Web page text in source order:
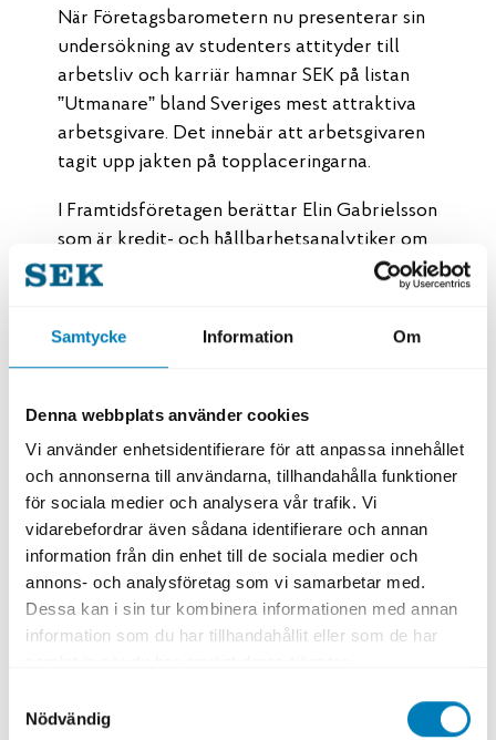
Samtycke Information Om
Denna webbplats använder cookies
Vi använder enhetsidentifierare för att anpassa innehållet
och annonserna till användarna, tillhandahålla funktioner
för sociala medier och analysera vår trafik. Vi
vidarebefordrar även sådana identifierare och annan
information från din enhet till de sociala medier och
annons- och analysföretag som vi samarbetar med.
Dessa kan i sin tur kombinera informationen med annan
information som du har tillhandahållit eller som de har
Nödvändig
När Företagsbarometern nu presenterar sin
undersökning av studenters attityder till
arbetsliv och karriär hamnar SEK på listan
”Utmanare” bland Sveriges mest attraktiva
arbetsgivare. Det innebär att arbetsgivaren
tagit upp jakten på topplaceringarna.
I Framtidsföretagen berättar Elin Gabrielsson
som är kredit- och hållbarhetsanalytiker om
vad som gör henne stolt över att arbeta på
Berätta om din roll.
kreditanalys av länder och banker samt även
för hållbarhetsanalys. Det innebär att vi
analyserar miljörisker, arbetsvillkor och
mänskliga rättigheter för att se till att de
projekt vi finansierar följer internationella
riktlinjer.
Vad gör dig stolt över din arbetsgivare?
i världen – och framförallt att vi ska göra